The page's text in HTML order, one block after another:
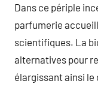
Dans ce périple
parfumerie
scientifiques. La
alternatives pour
élargissant ainsi